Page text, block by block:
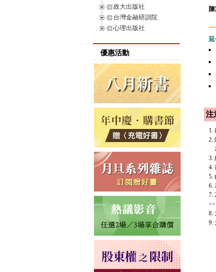
政大出版社
台灣金融研訓院
心理出版社
優惠活動
注
1.
2.
3.
4.
5.
6.
7.
<<
8.
9.